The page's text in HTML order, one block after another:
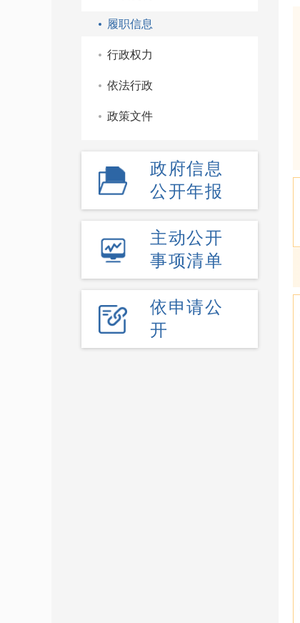
履职信息
行政权力
依法行政
政策文件
政府信息
公开年报
主动公开
事项清单
依申请公
开